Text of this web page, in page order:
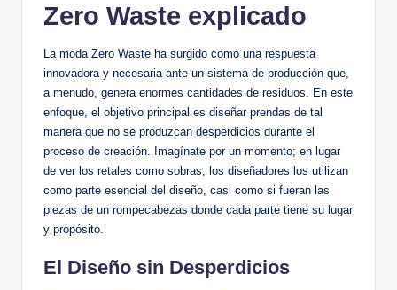
Zero Waste explicado
La moda Zero Waste ha surgido como una respuesta
innovadora y necesaria ante un sistema de producción que,
a menudo, genera enormes cantidades de residuos. En este
enfoque, el objetivo principal es diseñar prendas de tal
manera que no se produzcan desperdicios durante el
proceso de creación. Imagínate por un momento; en lugar
de ver los retales como sobras, los diseñadores los utilizan
como parte esencial del diseño, casi como si fueran las
piezas de un rompecabezas donde cada parte tiene su lugar
y propósito.
El Diseño sin Desperdicios